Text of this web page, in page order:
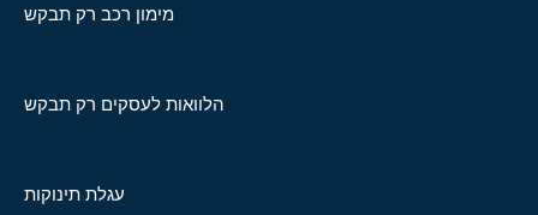
מימון רכב רק תבקש
הלוואות לעסקים רק תבקש
עגלת תינוקות